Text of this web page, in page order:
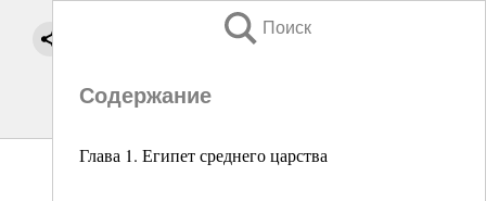
Поиск
Содержание
Глава 1. Египет среднего царства